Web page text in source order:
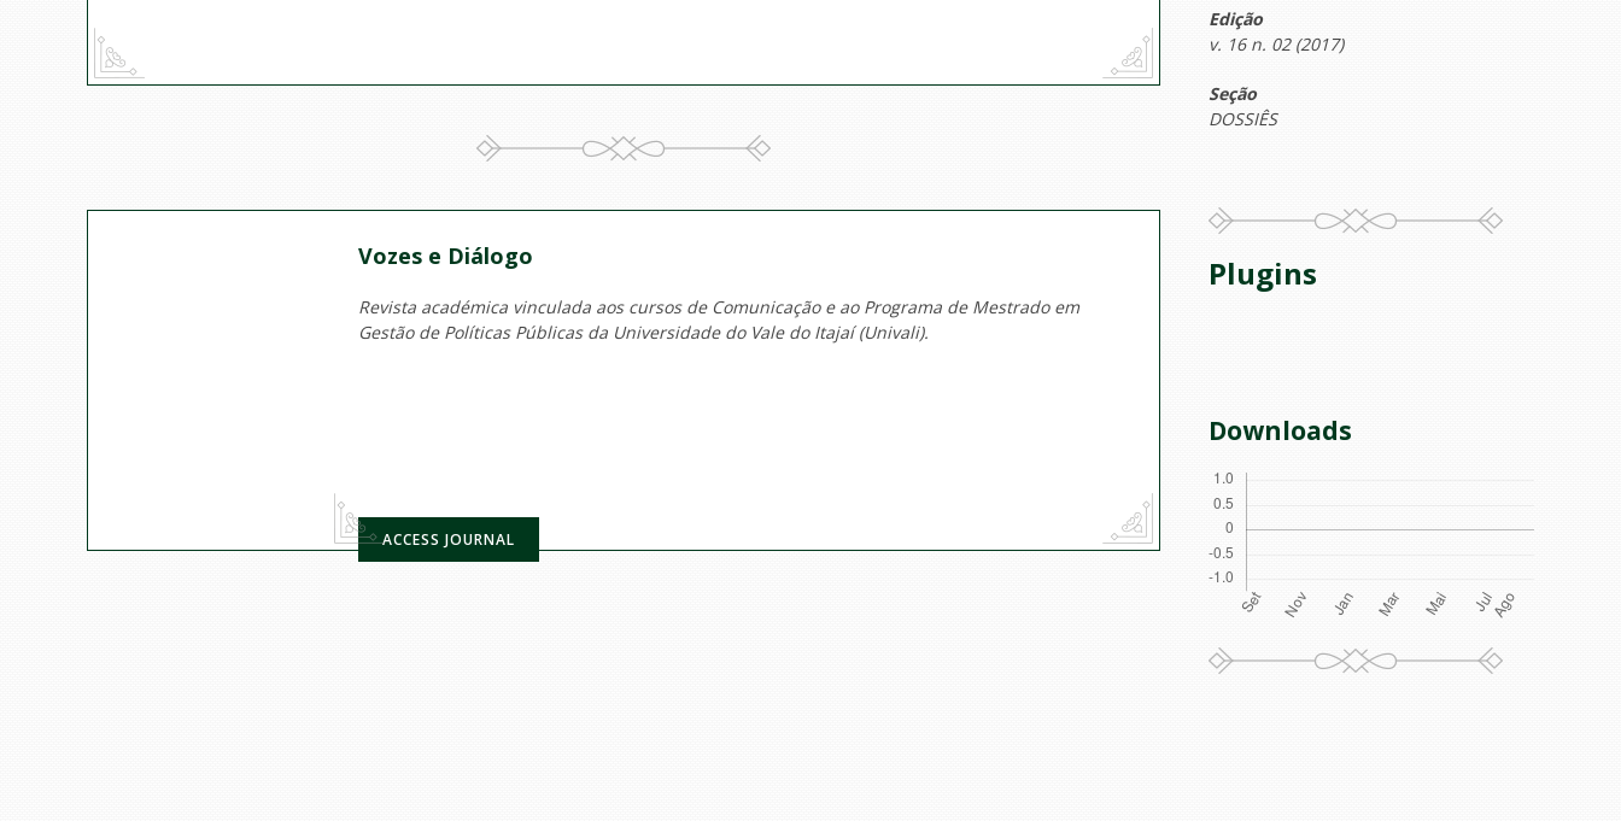
Vozes e Diálogo
Revista académica vinculada aos cursos de Comunicação e ao Programa de Mestrado em
Gestão de Políticas Públicas da Universidade do Vale do Itajaí (Univali).
ACCESS JOURNAL
Edição
v. 16 n. 02 (2017)
Seção
DOSSIÊS
Plugins
Downloads